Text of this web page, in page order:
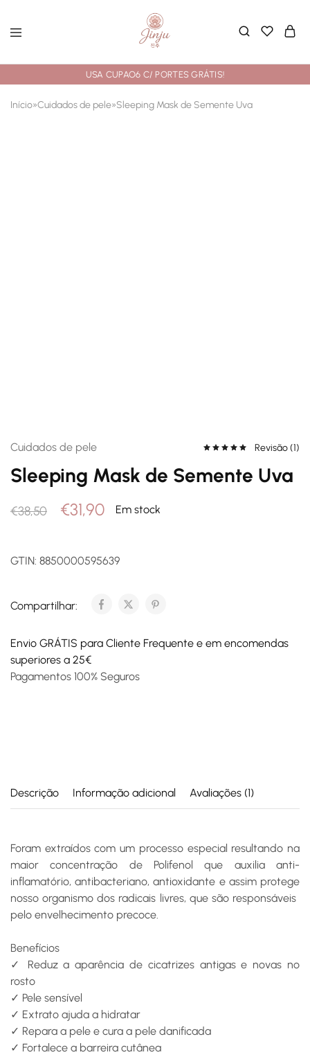
USA CUPAO6 C/ PORTES GRÁTIS!
Início»Cuidados de pele»Sleeping Mask de Semente Uva
Cuidados de pele Revisão (1)
Sleeping Mask de Semente Uva
€38,50 €31,90 Em stock
GTIN: 8850000595639
Compartilhar:
Envio GRÁTIS para Cliente Frequente e em encomendas
superiores a 25€
Pagamentos 100% Seguros
Descrição Informação adicional Avaliações (1)
Foram extraídos com um processo especial resultando na
maior concentração de Polifenol que auxilia anti-
inflamatório, antibacteriano, antioxidante e assim protege
nosso organismo dos radicais livres, que são responsáveis ​​
pelo envelhecimento precoce.
Benefícios
✓ Reduz a aparência de cicatrizes antigas e novas no
rosto
✓ Pele sensível
✓ Extrato ajuda a hidratar
✓ Repara a pele e cura a pele danificada
✓ Fortalece a barreira cutânea